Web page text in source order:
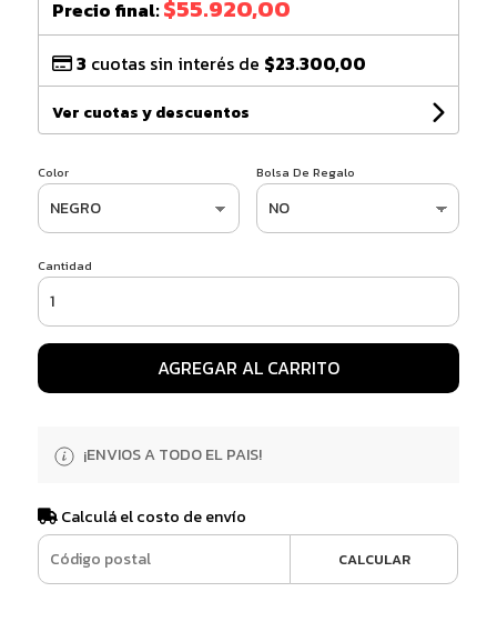
Precio final:$55.920,00
3 cuotas sin interés de $23.300,00
Ver cuotas y descuentos
Color Bolsa De Regalo
Cantidad
AGREGAR AL CARRITO
¡ENVIOS A TODO EL PAIS!
Calculá el costo de envío
CALCULAR